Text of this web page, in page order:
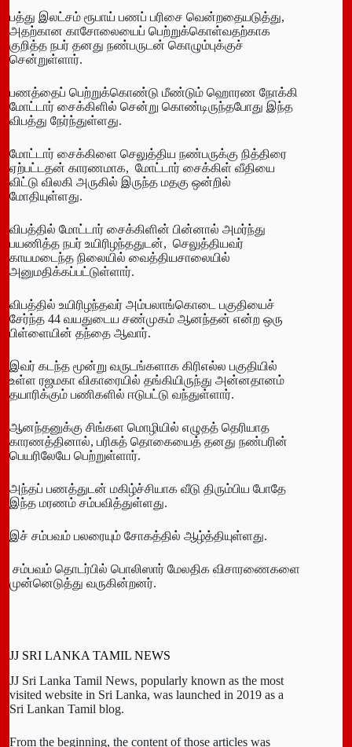
பத்து இலட்சம் ரூபாய் பணப் பரிசை வென்றதையடுத்து,
அதற்கான காசோலையைப் பெற்றுக்கொள்வதற்காக
குறித்த நபர் தனது நண்பருடன் கொழும்புக்குச்
சென்றுள்ளார்.
பணத்தைப் பெற்றுக்கொண்டு மீண்டும் ஹொரண நோக்கி
மோட்டார் சைக்கிளில் சென்று கொண்டிருந்தபோது இந்த
விபத்து நேர்ந்துள்ளது.
மோட்டார் சைக்கிளை செலுத்திய நண்பருக்கு நித்திரை
ஏற்பட்டதன் காரணமாக, மோட்டார் சைக்கிள் வீதியை
விட்டு விலகி அருகில் இருந்த மதகு ஒன்றில்
மோதியுள்ளது.
விபத்தில் மோட்டார் சைக்கிளின் பின்னால் அமர்ந்து
பயணித்த நபர் உயிரிழந்ததுடன், செலுத்தியவர்
காயமடைந்த நிலையில் வைத்தியசாலையில்
அனுமதிக்கப்பட்டுள்ளார்.
விபத்தில் உயிரிழந்தவர் அம்பலாங்கொடை பகுதியைச்
சேர்ந்த 44 வயதுடைய சண்முகம் ஆனந்தன் என்ற ஒரு
பிள்ளையின் தந்தை ஆவார்.
இவர் கடந்த மூன்று வருடங்களாக கிரிஎல்ல பகுதியில்
உள்ள ரஜமகா விகாரையில் தங்கியிருந்து அன்னதானம்
தயாரிக்கும் பணிகளில் ஈடுபட்டு வந்துள்ளார்.
ஆனந்தனுக்கு சிங்கள மொழியில் எழுதத் தெரியாத
காரணத்தினால், பரிசுத் தொகையைத் தனது நண்பரின்
பெயரிலேயே பெற்றுள்ளார்.
அந்தப் பணத்துடன் மகிழ்ச்சியாக வீடு திரும்பிய போதே
இந்த மரணம் சம்பவித்துள்ளது.
இச் சம்பவம் பலரையும் சோகத்தில் ஆழ்த்தியுள்ளது.
சம்பவம் தொடர்பில் பொலிஸார் மேலதிக விசாரணைகளை
முன்னெடுத்து வருகின்றனர்.
JJ SRI LANKA TAMIL NEWS
JJ Sri Lanka Tamil News, popularly known as the most
visited website in Sri Lanka, was launched in 2019 as a
Sri Lankan Tamil blog.
From the beginning, the content of those articles was